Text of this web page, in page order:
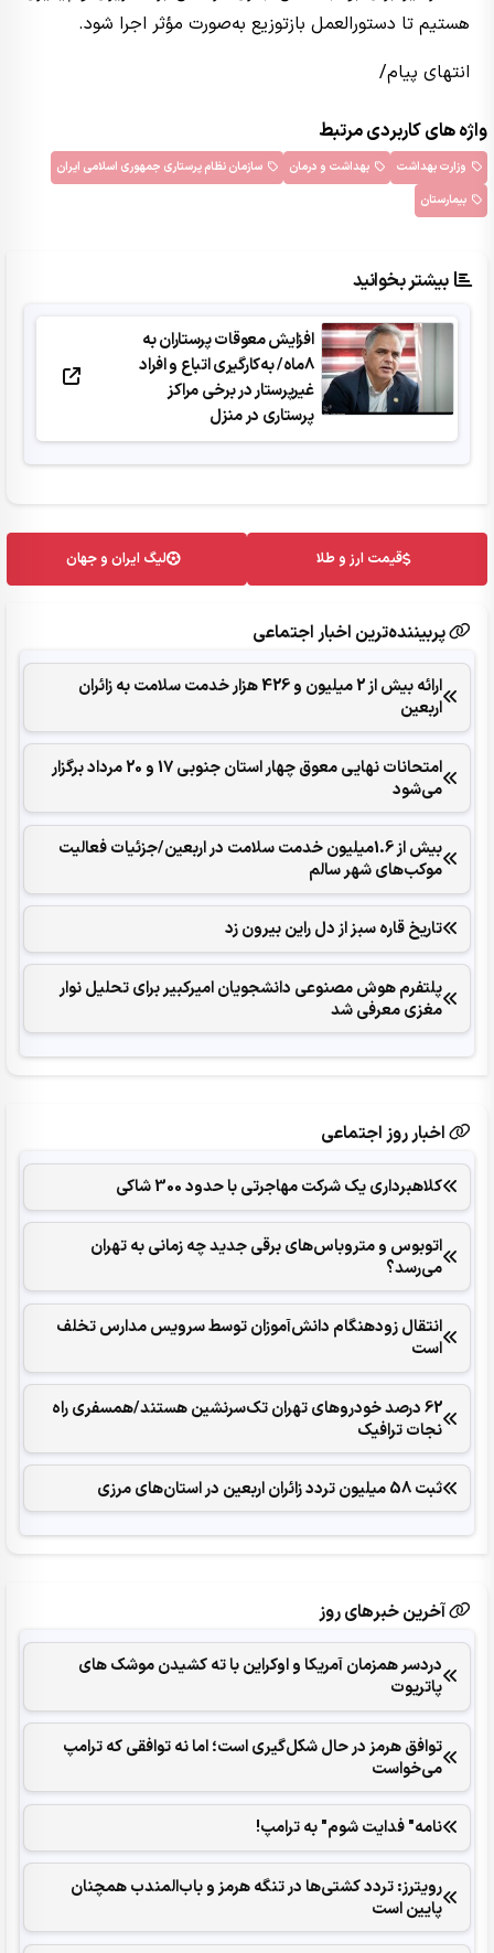
هستیم تا دستورالعمل بازتوزیع به‌صورت مؤثر اجرا شود.
انتهای پیام/
واژه های کاربردی مرتبط
وزارت بهداشت بهداشت و درمان
سازمان نظام پرستاری جمهوری اسلامی ایران
بیمارستان
بیشتر بخوانید
افزایش معوقات پرستاران به
8ماه/ به‌کارگیری اتباع و افراد
غیرپرستار در برخی مراکز
پرستاری در منزل
قیمت ارز و طلا لیگ ایران و جهان
پربیننده‌ترین اخبار اجتماعی
ارائه بیش از 2 میلیون و 426 هزار خدمت سلامت به زائران
اربعین
امتحانات نهایی معوق چهار استان جنوبی 17 و 20 مرداد برگزار
می‌شود
بیش از 1.6میلیون خدمت سلامت در اربعین/جزئیات فعالیت
موکب‌های شهر سالم
تاریخ قاره سبز از دل راین بیرون زد
پلتفرم هوش مصنوعی دانشجویان امیرکبیر برای تحلیل نوار
مغزی معرفی شد
اخبار روز اجتماعی
کلاهبرداری یک شرکت مهاجرتی با حدود 300 شاکی
اتوبوس و متروباس‌های برقی جدید چه زمانی به تهران
می‌رسد؟
انتقال زودهنگام دانش‌آموزان توسط سرویس مدارس تخلف
است
62 درصد خودروهای تهران تک‌سرنشین‌ هستند/همسفری راه
نجات ترافیک
ثبت 58 میلیون تردد زائران اربعین در استان‌های مرزی
آخرین خبرهای روز
دردسر همزمان آمریکا و اوکراین با ته کشیدن موشک های
پاتریوت
توافق هرمز در حال شکل‌گیری است؛ اما نه توافقی که ترامپ
می‌خواست
نامه" فدایت شوم" به ترامپ!
رویترز: تردد کشتی‌ها در تنگه هرمز و باب‌المندب همچنان
پایین است